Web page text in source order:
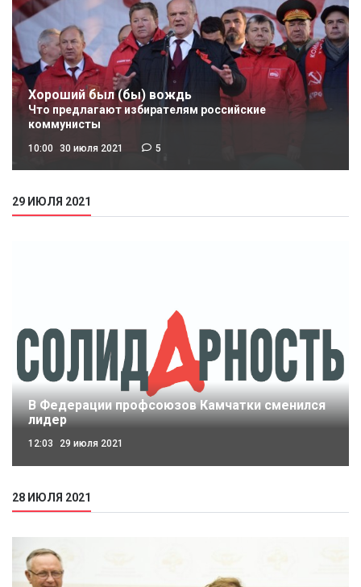
Хороший был (бы) вождь
Что предлагают избирателям российские
коммунисты
10:00 30 июля 2021 5
29 ИЮЛЯ 2021
В Федерации профсоюзов Камчатки сменился
лидер
12:03 29 июля 2021
28 ИЮЛЯ 2021